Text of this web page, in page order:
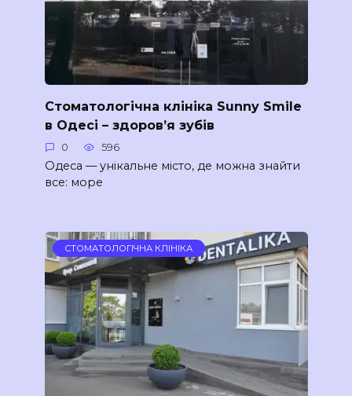
Стоматологічна клініка Sunny Smile
в Одесі – здоров’я зубів
0 596
Одеса — унікальне місто, де можна знайти
все: море
СТОМАТОЛОГІЧНА КЛІНІКА